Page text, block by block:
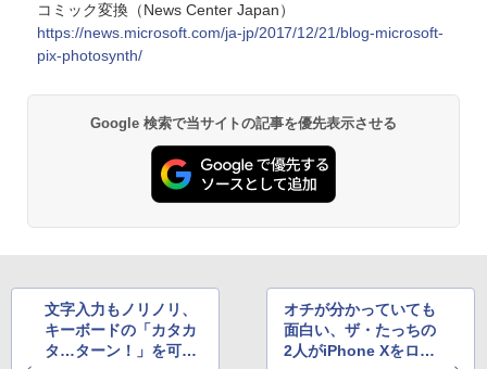
コミック変換（News Center Japan）
https://news.microsoft.com/ja-jp/2017/12/21/blog-microsoft-
pix-photosynth/
Google 検索で当サイトの記事を優先表示させる
文字入力もノリノリ、
キーボードの「カタカ
タ…ターン！」を可視
オチが分かっていても
面白い、ザ・たっちの
2人がiPhone Xをロッ